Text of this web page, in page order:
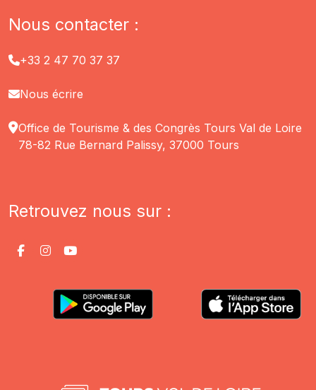
Nous contacter :
+33 2 47 70 37 37
Nous écrire
Office de Tourisme & des Congrès Tours Val de Loire
78-82 Rue Bernard Palissy, 37000 Tours
Retrouvez nous sur :